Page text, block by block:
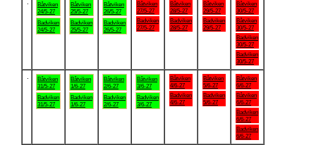
Båtviken
24/5-27
Badviken
24/5-27
Båtviken
25/5-27
Badviken
25/5-27
Båtviken
26/5-27
Badviken
26/5-27
Båtviken
27/5-27
Badviken
27/5-27
Båtviken
28/5-27
Badviken
28/5-27
Båtviken
29/5-27
Badviken
29/5-27
Båtviken
30/5-27
Båtviken
30/5-27
Badviken
30/5-27
Badviken
30/5-27
Båtviken
31/5-27
Badviken
31/5-27
Båtviken
1/6-27
Badviken
1/6-27
Båtviken
2/6-27
Badviken
2/6-27
Båtviken
3/6-27
Badviken
3/6-27
Båtviken
4/6-27
Badviken
4/6-27
Båtviken
5/6-27
Badviken
5/6-27
Båtviken
6/6-27
Båtviken
6/6-27
Badviken
6/6-27
Badviken
6/6-27